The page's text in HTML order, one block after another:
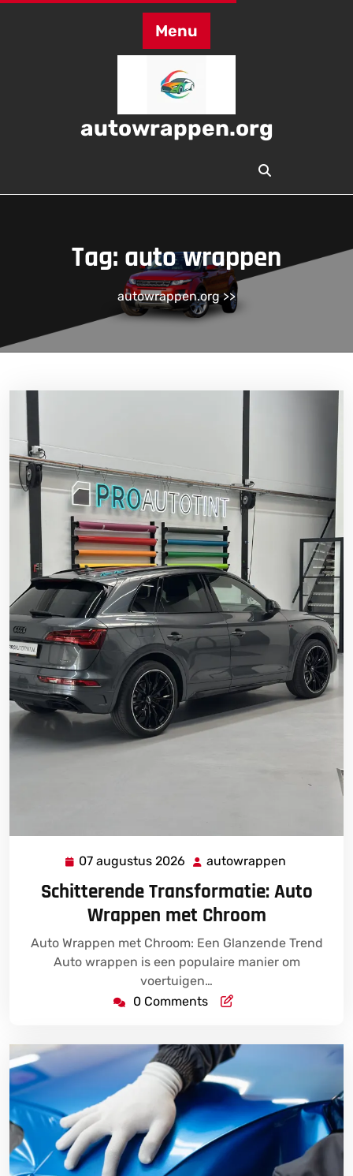
Skip
Menu
autowrappen.org
Tag: auto wrappen
autowrappen.org>>
07 augustus 2026 07
augustus
2026
autowrappen
Schitterende Transformatie: Auto
Wrappen met Chroom
Auto Wrappen met Chroom: Een Glanzende Trend
Auto wrappen is een populaire manier om
voertuigen…
0 Comments